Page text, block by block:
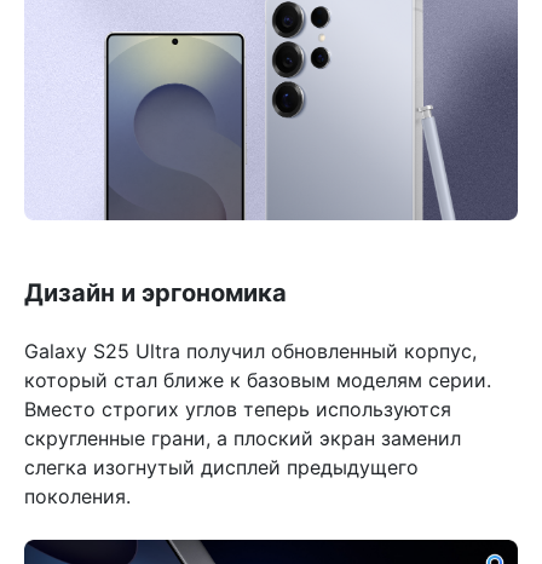
Дизайн и эргономика
Galaxy S25 Ultra получил обновленный корпус,
который стал ближе к базовым моделям серии.
Вместо строгих углов теперь используются
скругленные грани, а плоский экран заменил
слегка изогнутый дисплей предыдущего
поколения.